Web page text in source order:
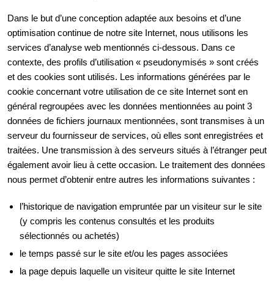
Dans le but d’une conception adaptée aux besoins et d’une
optimisation continue de notre site Internet, nous utilisons les
services d’analyse web mentionnés ci-dessous. Dans ce
contexte, des profils d’utilisation « pseudonymisés » sont créés
et des cookies sont utilisés. Les informations générées par le
cookie concernant votre utilisation de ce site Internet sont en
général regroupées avec les données mentionnées au point 3
données de fichiers journaux mentionnées, sont transmises à un
serveur du fournisseur de services, où elles sont enregistrées et
traitées. Une transmission à des serveurs situés à l’étranger peut
également avoir lieu à cette occasion. Le traitement des données
nous permet d’obtenir entre autres les informations suivantes :
l’historique de navigation empruntée par un visiteur sur le site
(y compris les contenus consultés et les produits
sélectionnés ou achetés)
le temps passé sur le site et/ou les pages associées
la page depuis laquelle un visiteur quitte le site Internet